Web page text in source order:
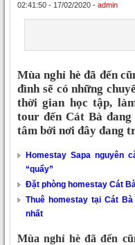
02:41:50 - 17/02/2020 - admin
Mùa nghỉ hè đã đến
đình sẽ có những
thời gian học tập,
tour đến Cát Bà
tâm bởi nơi đây đang
Homestay Sapa nguyên
“quẩy”
Đặt phòng homestay Cát
Thuê homestay tại Cát
nhất
Mùa nghỉ hè đã đến